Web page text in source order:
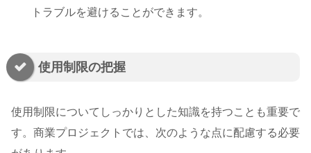
トラブルを避けることができます。
使用制限の把握
使用制限についてしっかりとした知識を持つことも重要で
す。商業プロジェクトでは、次のような点に配慮する必要